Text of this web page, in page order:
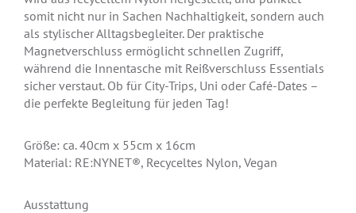
somit nicht nur in Sachen Nachhaltigkeit, sondern auch
als stylischer Alltagsbegleiter. Der praktische
Magnetverschluss ermöglicht schnellen Zugriff,
während die Innentasche mit Reißverschluss Essentials
sicher verstaut. Ob für City-Trips, Uni oder Café-Dates –
die perfekte Begleitung für jeden Tag!
Größe: ca. 40cm x 55cm x 16cm
Material: RE:NYNET®, Recyceltes Nylon, Vegan
Ausstattung